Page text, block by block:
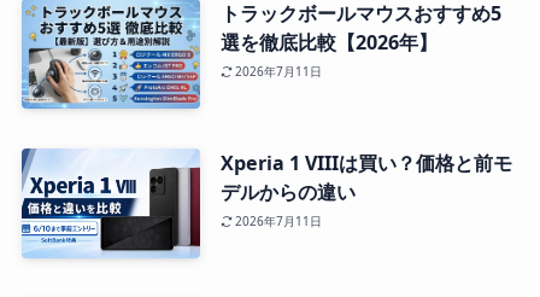
トラックボールマウスおすすめ5
選を徹底比較【2026年】
2026年7月11日
Xperia 1 VIIIは買い？価格と前モ
デルからの違い
2026年7月11日